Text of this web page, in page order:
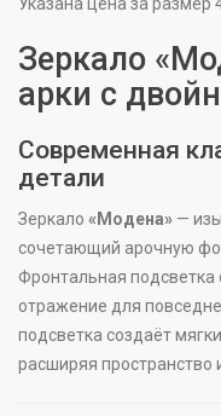
Зеркало
арки с
Современная
детали
Зеркало «Модена» —
сочетающий арочную
Фронтальная
отражение для
подсветка создаёт
расширяя пространство